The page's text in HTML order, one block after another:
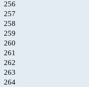
256
257
258
259
260
261
262
263
264